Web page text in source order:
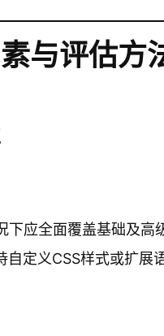
与评估方
应全面覆盖基础及高
定义CSS样式或扩展